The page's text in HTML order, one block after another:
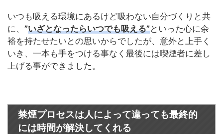
いつも吸える環境にあるけど吸わない自分づくりと共
に、 ”いざとなったらいつでも吸える”といった心に余
裕を持たせたいとの思いからでしたが、意外と上手く
いき、一本も手をつける事なく最後には喫煙者に差し
上げる事ができました。
禁煙プロセスは人によって違っても最終的
には時間が解決してくれる